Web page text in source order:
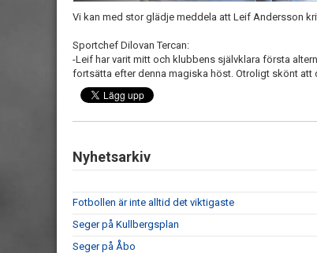
Vi kan med stor glädje meddela att Leif Andersson
Sportchef Dilovan Tercan:
-Leif har varit mitt och klubbens självklara första
fortsätta efter denna magiska höst. Otroligt skönt
Nyhetsarkiv
Fotbollen är inte alltid det viktigaste
Seger på Kullbergsplan
Seger på Åbo